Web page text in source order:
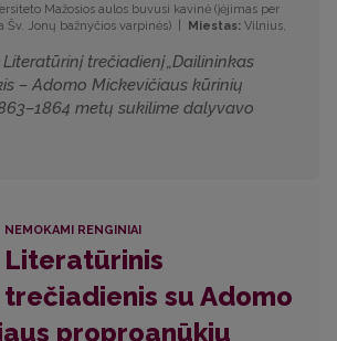
Mažosios aulos buvusi kavinė (įėjimas per
Šv. Jonų bažnyčios varpinės)
Miestas: Vilnius,
Literatūrinį trečiadienį „Dailininkas
– Adomo Mickevičiaus kūrinių
metų sukilime dalyvavo
NEMOKAMI RENGINIAI
Literatūrinis
trečiadienis su Adomo
proproanūkiu